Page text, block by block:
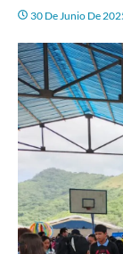
30 De Junio De